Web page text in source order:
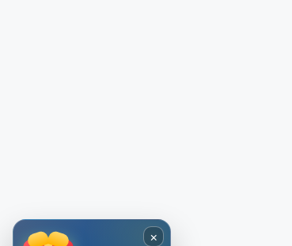
×